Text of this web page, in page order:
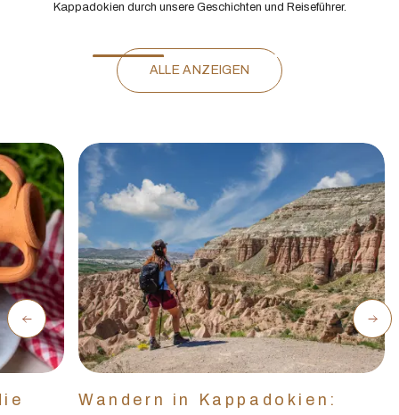
Kappadokien durch unsere Geschichten und Reiseführer.
ALLE ANZEIGEN
Wandern in Kappadokien: